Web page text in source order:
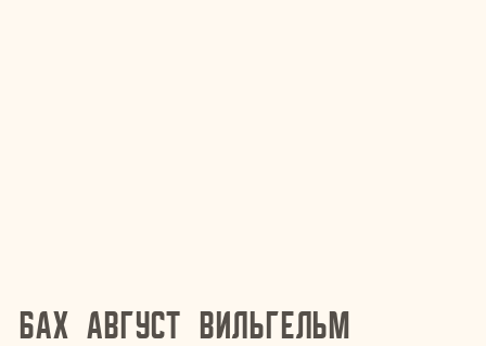
Бах Август Вильгельм